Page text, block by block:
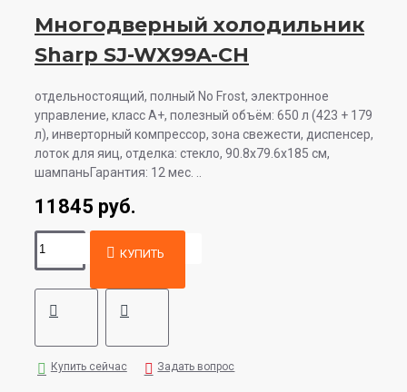
Многодверный холодильник
Sharp SJ-WX99A-CH
отдельностоящий, полный No Frost, электронное
управление, класс A+, полезный объём: 650 л (423 + 179
л), инверторный компрессор, зона свежести, диспенсер,
лоток для яиц, отделка: стекло, 90.8x79.6x185 см,
шампаньГарантия: 12 мес. ..
11845 руб.
КУПИТЬ
Купить сейчас Задать вопрос